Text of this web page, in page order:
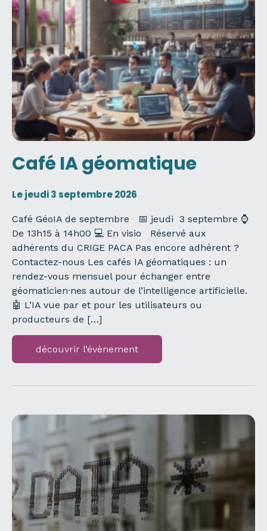
Café IA géomatique
Le jeudi 3 septembre 2026
Café GéoIA de septembre 📅 jeudi 3 septembre ⌚
De 13h15 à 14h00 💻 En visio Réservé aux
adhérents du CRIGE PACA Pas encore adhérent ?
Contactez-nous Les cafés IA géomatiques : un
rendez-vous mensuel pour échanger entre
géomaticien·nes autour de l’intelligence artificielle.
🤖 L’IA vue par et pour les utilisateurs ou
producteurs de […]
découvrir l’évènement